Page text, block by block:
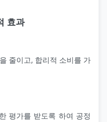
효과
줄이고, 합리적 소비를 가
평가를 받도록 하여 공정